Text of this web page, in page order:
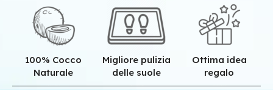
100% Cocco
Naturale
Migliore pulizia
delle suole
Ottima idea
regalo